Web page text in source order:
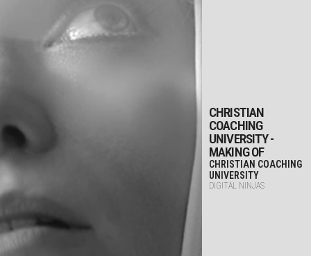
CHRISTIAN
COACHING
UNIVERSITY -
MAKING OF
CHRISTIAN COACHING
UNIVERSITY
DIGITAL NINJAS